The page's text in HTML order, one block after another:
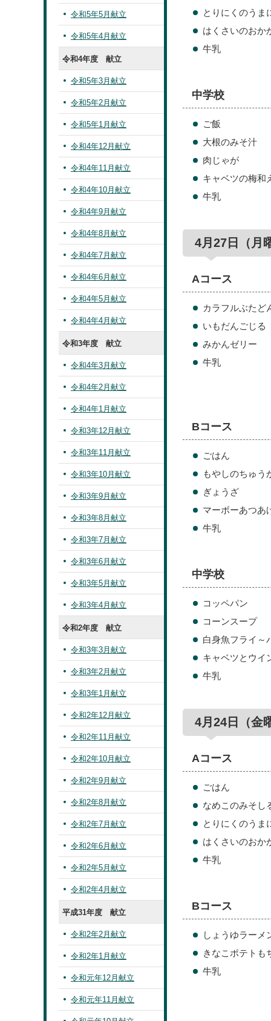
とりにくのうま
はくさいのおか
牛乳
中学校
ご飯
大根のみそ汁
肉じゃが
キャベツの梅和
牛乳
4月27日（月
Aコース
カラフルぶたど
いもだんごじる
みかんゼリー
牛乳
Bコース
ごはん
もやしのちゅう
ぎょうざ
マーボーあつあ
牛乳
中学校
コッペパン
コーンスープ
白身魚フライ～
キャベツとウイ
牛乳
4月24日（金
Aコース
ごはん
なめこのみそし
とりにくのうま
はくさいのおか
牛乳
Bコース
しょうゆラーメ
きなこポテトも
牛乳
令和5年5月献立
令和5年4月献立
令和4年度 献立
令和5年3月献立
令和5年2月献立
令和5年1月献立
令和4年12月献立
令和4年11月献立
令和4年10月献立
令和4年9月献立
令和4年8月献立
令和4年7月献立
令和4年6月献立
令和4年5月献立
令和4年4月献立
令和3年度 献立
令和4年3月献立
令和4年2月献立
令和4年1月献立
令和3年12月献立
令和3年11月献立
令和3年10月献立
令和3年9月献立
令和3年8月献立
令和3年7月献立
令和3年6月献立
令和3年5月献立
令和3年4月献立
令和2年度 献立
令和3年3月献立
令和3年2月献立
令和3年1月献立
令和2年12月献立
令和2年11月献立
令和2年10月献立
令和2年9月献立
令和2年8月献立
令和2年7月献立
令和2年6月献立
令和2年5月献立
令和2年4月献立
平成31年度 献立
令和2年2月献立
令和2年1月献立
令和元年12月献立
令和元年11月献立